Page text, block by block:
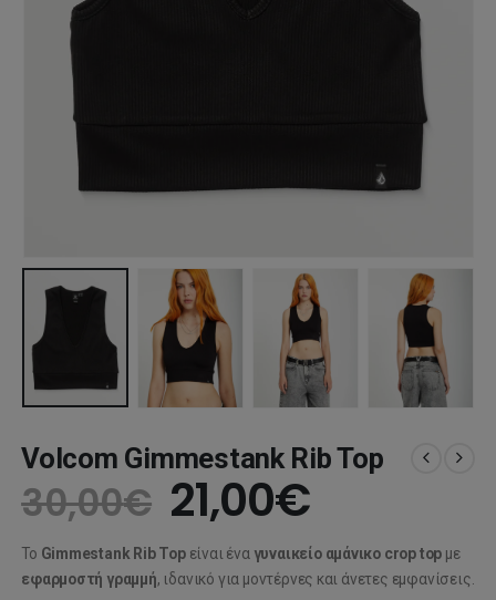
Volcom Gimmestank Rib Top
30,00€ Original
price
21,00€Η
Το Gimmestank Rib Topείναι ένα γυναικείο αμάνικο crop top με
εφαρμοστή γραμμή, ιδανικό για μοντέρνες και άνετες εμφανίσεις.